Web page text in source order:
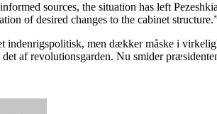
sources, the situation has left
of desired changes to the cabinet
indenrigspolitisk, men dækker måske i
det af revolutionsgarden. Nu smider